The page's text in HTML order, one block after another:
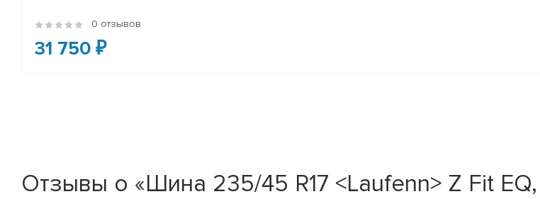
0 отзывов
31 750 ₽
Отзывы о «Шина 235/45 R17 <Laufenn> Z Fit